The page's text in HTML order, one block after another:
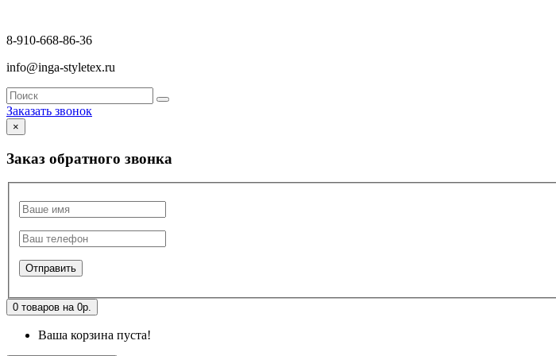
8-910-668-86-36
info@inga-styletex.ru
Заказать звонок
×
Заказ обратного звонка
0 товаров на 0р.
Ваша корзина пуста!